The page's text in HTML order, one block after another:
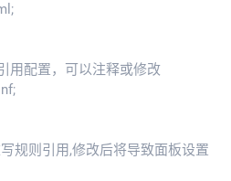
用配置，可以注释或修改
规则引用,修改后将导致面板设置